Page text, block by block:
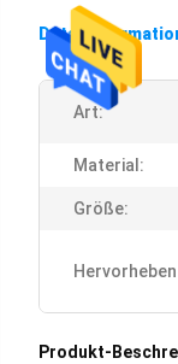
Art:
Material:
Größe:
Produkt-